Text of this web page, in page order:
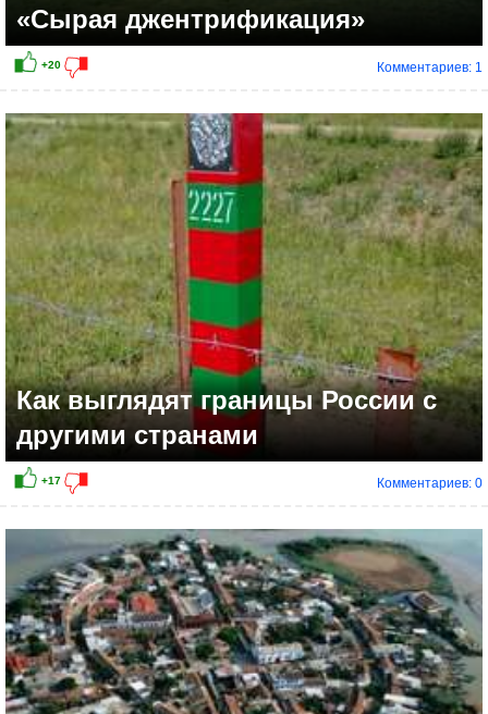
+6
«Сырая джентрификация»
Комментариев: 1
Как выглядят границы России с
другими странами
Комментариев: 0